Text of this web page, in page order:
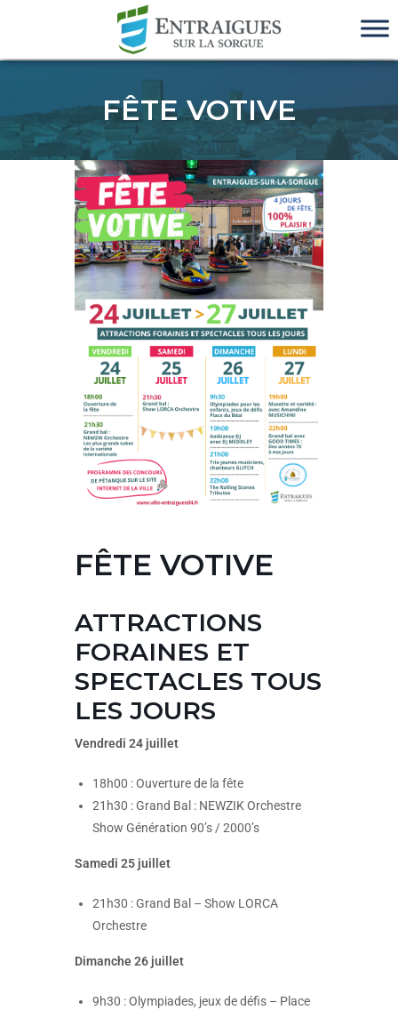
FÊTE VOTIVE
FÊTE VOTIVE
ATTRACTIONS
FORAINES ET
SPECTACLES TOUS
LES JOURS
Vendredi 24 juillet
18h00 : Ouverture de la fête
21h30 : Grand Bal : NEWZIK Orchestre
Show Génération 90’s / 2000’s
Samedi 25 juillet
21h30 : Grand Bal – Show LORCA
Orchestre
Dimanche 26 juillet
9h30 : Olympiades, jeux de défis – Place